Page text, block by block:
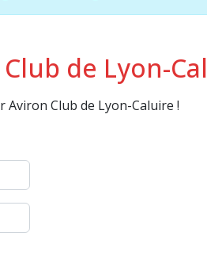
de Lyon-
Club de Lyon-Caluire !